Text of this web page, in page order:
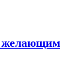
желающим